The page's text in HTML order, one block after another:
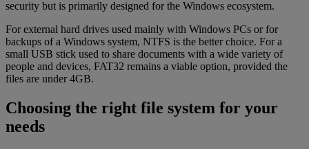
security but is primarily designed for the Windows ecosystem.
For external hard drives used mainly with Windows PCs or for
backups of a Windows system, NTFS is the better choice. For a
small USB stick used to share documents with a wide variety of
people and devices, FAT32 remains a viable option, provided the
files are under 4GB.
Choosing the right file system for your
needs